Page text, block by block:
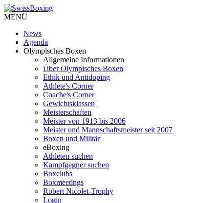
MENÜ
News
Agenda
Olympisches Boxen
Allgemeine Informationen
Über Olympisches Boxen
Ethik und Antidoping
Athlete's Corner
Coache's Corner
Gewichtsklassen
Meisterschaften
Meister von 1913 bis 2006
Meister und Mannschaftsmeister seit 2007
Boxen und Militär
eBoxing
Athleten suchen
Kampfgegner suchen
Boxclubs
Boxmeetings
Robert Nicolet-Trophy
Login